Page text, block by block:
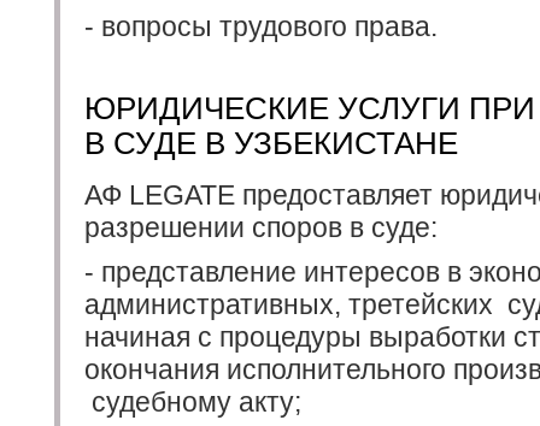
- вопросы трудового права.
ЮРИДИЧЕСКИЕ УСЛУГИ
В СУДЕ В УЗБЕКИСТАНЕ
АФ LEGATE предоставляет
разрешении споров в суде:
- представление интересов в
административных, третейских
начиная с процедуры выработки
окончания исполнительного
судебному акту;